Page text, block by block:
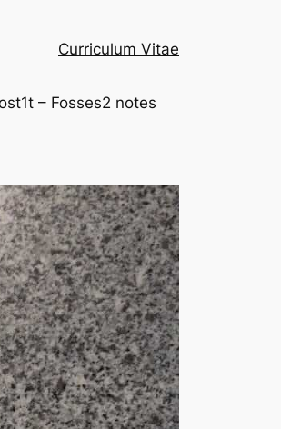
Curriculum Vitae
– Fosses2 notes